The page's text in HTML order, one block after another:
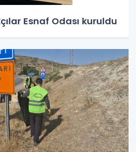
Esnaf Odası kuruldu